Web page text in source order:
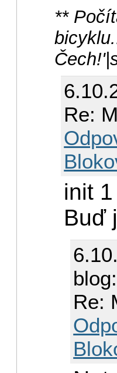
**
Re:
init
Buď
blog:
Re: